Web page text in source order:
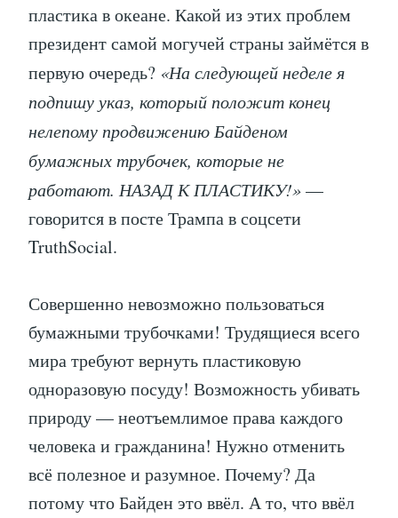
пластика в океане. Какой из этих проблем
президент самой могучей страны займётся в
первую очередь? «На следующей неделе я
подпишу указ, который положит конец
нелепому продвижению Байденом
бумажных трубочек, которые не
работают. НАЗАД К ПЛАСТИКУ!»—
говорится в посте Трампа в соцсети
TruthSocial.
Совершенно невозможно пользоваться
бумажными трубочками! Трудящиеся всего
мира требуют вернуть пластиковую
одноразовую посуду! Возможность убивать
природу — неотъемлимое права каждого
человека и гражданина! Нужно отменить
всё полезное и разумное. Почему? Да
потому что Байден это ввёл. А то, что ввёл